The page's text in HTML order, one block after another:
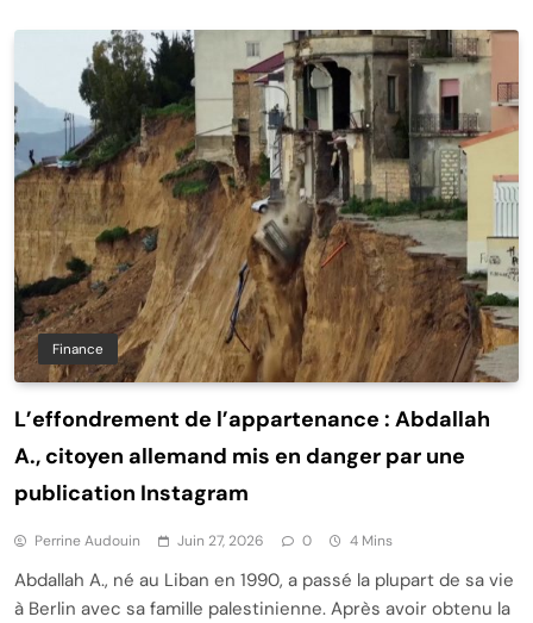
Finance
L’effondrement de l’appartenance : Abdallah
A., citoyen allemand mis en danger par une
publication Instagram
Perrine Audouin Juin 27, 2026 0 4 Mins
Abdallah A., né au Liban en 1990, a passé la plupart de sa vie
à Berlin avec sa famille palestinienne. Après avoir obtenu la